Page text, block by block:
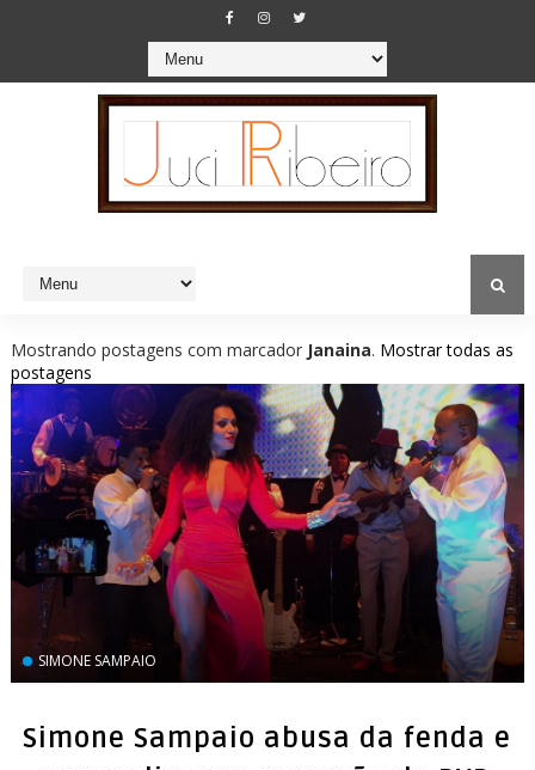
Mostrando postagens com marcador Janaina. Mostrar todas as
postagens
SIMONE SAMPAIO
Simone Sampaio abusa da fenda e